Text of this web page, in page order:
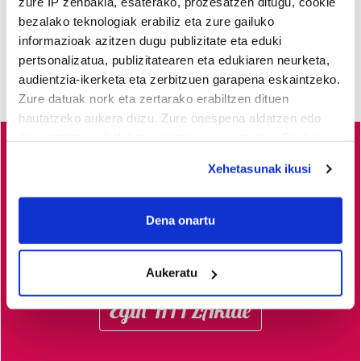
bezalako teknologiak erabiliz eta zure gailuko
informazioak azitzen dugu publizitate eta eduki
pertsonalizatua, publizitatearen eta edukiaren neurketa,
audientzia-ikerketa eta zerbitzuen garapena eskaintzeko.
Zure datuak nork eta zertarako erabiltzen dituen
hautatzeko aukera duzu. Zure onespena aldatzen edo
If you allow, we would also like to:
Collect information about your geographical
Identify your device by actively scanning it for
specific characteristics (fingerprinting)
Find out more about how your personal data is processed
Xehetasunak ikusi
Dena onartu
Aukeratu
albisteak euskaraz, libre eta kalitatez
Egin HITZAkide